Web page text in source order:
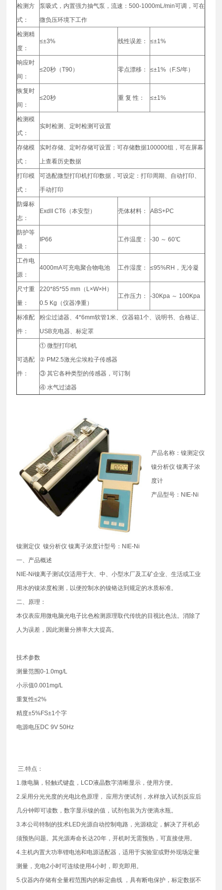
检测方
式：
泵吸式，内置强力抽气泵，流速：500-1000mL/min可调，可在
微负压环境下工作
检测精
度：
≤±3% 线性误差： ≤±1%
响应时
间：
≤20秒（T90） 零点漂移： ≤±1%（F.S/年）
恢复时
间：
≤20秒 重 复 性： ≤±1%
检测模
式：
实时检测、定时检测可设置
存储模
式：
实时存储、定时存储可设置；可存储数据100000组，可在屏幕
上查看历史数据
打印模
式：
可选配微型打印机打印数据，可设定：打印周期、自动打印、
手动打印
防爆标
志：
ExdII CT6（本安型） 壳体材料： ABS+PC
防护等
级：
IP66 工作温度： -30 ～ 60℃
工作电
源：
4000mA可充电聚合物电池 工作湿度： ≤95%RH，无冷凝
尺寸重
量：
220*85*55 mm（L×W×H）
0.5 Kg（仪器净重）
工作压力： -30Kpa ～ 100Kpa
标准配
件：
粉尘过滤器、4*6mm软管1米、仪器箱1个、说明书、合格证、
USB充电器、标定罩
可选配
件：
① 微型打印机
② PM2.5激光尘埃粒子传感器
③ 其它各种类型的传感器，可订制
④ 水气过滤器
产品名称：镍测定仪
镍分析仪 镍离子浓
度计
产品型号：NIE-Ni
镍测定仪 镍分析仪 镍离子浓度计型号：NIE-Ni
一、产品概述
NIE-Ni镍离子测试仪适用于大、中、小型水厂及工矿企业、生活或工业
用水的镍浓度检测，以便控制水的镍铬达到规定的水质标准。
二、原理：
本仪表应用微电脑光电子比色检测原理取代传统的目视比色法。消除了
人为误差，因此测量分辨率大大提高。
技术参数
测量范围0-1.0mg/L
小示值0.001mg/L
重复性≤2%
精度±5%FS±1个字
电源电压DC 9V 50Hz
三.特点：
1.微电脑，轻触式键盘，LCD液晶数字清晰显示，使用方便。
2.采用分光光度的光电比色原理， 应用方便试剂，水样放入试剂反应后
几分钟即可读数，数字显示镍的值，试剂包装为方便滴水瓶。
3.本公司特制的技术LED光源自动控制电路，光源稳定，解决了开机必
须预热问题。其光源寿命长达20年，开机时无需预热，可直接使用。
4.主机内置大功率锂电池和电源适配器，适用于实验室或野外现场定量
测量，充电2小时可连续使用4小时，即充即用。
5.仪器内存储有全量程范围内的标定曲线 ，具有断电保护，标定数据不